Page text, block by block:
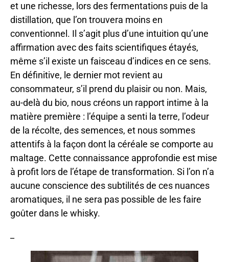
et une richesse, lors des fermentations puis de la
distillation, que l’on trouvera moins en
conventionnel. Il s’agit plus d’une intuition qu’une
affirmation avec des faits scientifiques étayés,
même s’il existe un faisceau d’indices en ce sens.
En définitive, le dernier mot revient au
consommateur, s’il prend du plaisir ou non. Mais,
au-delà du bio, nous créons un rapport intime à la
matière première : l’équipe a senti la terre, l’odeur
de la récolte, des semences, et nous sommes
attentifs à la façon dont la céréale se comporte au
maltage. Cette connaissance approfondie est mise
à profit lors de l’étape de transformation. Si l’on n’a
aucune conscience des subtilités de ces nuances
aromatiques, il ne sera pas possible de les faire
goûter dans le whisky.